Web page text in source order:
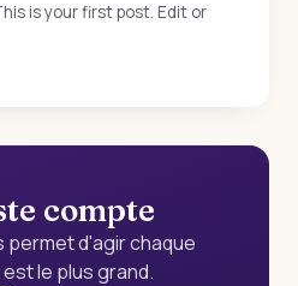
is your first post. Edit or
compte
d'agir chaque
le plus grand.